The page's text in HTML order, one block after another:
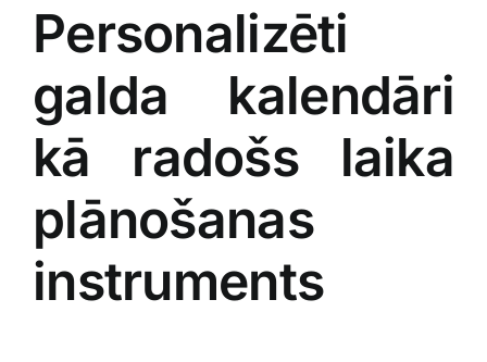
Personalizēti⁤
galda kalendāri
kā ​radošs laika
plānošanas‍
instruments